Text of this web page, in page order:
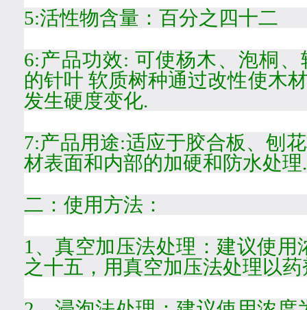
5:活性物含量： 百分之四十二
6:产品功效: 可使杨木、泡桐
的针叶 软质树种通过改性使木
发生硬度变化.
7:产品用途:适应于胶合板、刨
材表面和内部的加硬和防水处理.
二：使用方法：
1 、真空加压法处理：建议使用
之十五 ，用真空加压法处理以